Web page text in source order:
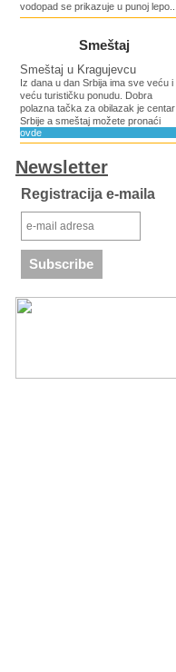
vodopad se prikazuje u punoj lepo...
Smeštaj
Smeštaj u Kragujevcu
Iz dana u dan Srbija ima sve veću i
veću turističku ponudu. Dobra
polazna tačka za obilazak je centar
Srbije a smeštaj možete pronaći
ovde
Newsletter
Registracija e-maila